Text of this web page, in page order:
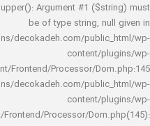
strtoupper(): Argument #1
be of type string,
domains/decokadeh.com/
Frontend/Processor/
domains/decokadeh.com/
Frontend/Processor/